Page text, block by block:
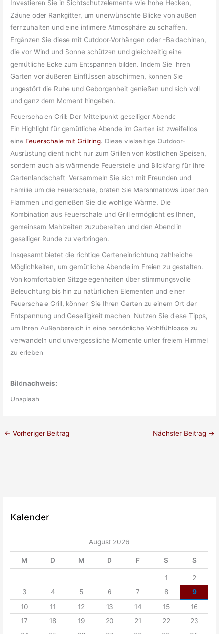
Investieren Sie in Sichtschutzelemente wie hohe Hecken,
Zäune oder Rankgitter, um unerwünschte Blicke von außen
fernzuhalten und eine intimere Atmosphäre zu schaffen.
Ergänzen Sie diese mit Outdoor-Vorhängen oder -Baldachinen,
die vor Wind und Sonne schützen und gleichzeitig eine
gemütliche Ecke zum Entspannen bilden. Indem Sie Ihren
Garten vor äußeren Einflüssen abschirmen, können Sie
ungestört die Ruhe und Geborgenheit genießen und sich voll
und ganz dem Moment hingeben.
Feuerschalen Grill: Der Mittelpunkt geselliger Abende
Ein Highlight für gemütliche Abende im Garten ist zweifellos
eine Feuerschale mit Grillring. Diese vielseitige Outdoor-
Ausrüstung dient nicht nur zum Grillen von köstlichen Speisen,
sondern auch als wärmende Feuerstelle und Blickfang für Ihre
Gartenlandschaft. Versammeln Sie sich mit Freunden und
Familie um die Feuerschale, braten Sie Marshmallows über den
Flammen und genießen Sie die wohlige Wärme. Die
Kombination aus Feuerschale und Grill ermöglicht es Ihnen,
gemeinsam Mahlzeiten zuzubereiten und den Abend in
geselliger Runde zu verbringen.
Insgesamt bietet die richtige Garteneinrichtung zahlreiche
Möglichkeiten, um gemütliche Abende im Freien zu gestalten.
Von komfortablen Sitzgelegenheiten über stimmungsvolle
Beleuchtung bis hin zu natürlichen Elementen und einer
Feuerschale Grill, können Sie Ihren Garten zu einem Ort der
Entspannung und Geselligkeit machen. Nutzen Sie diese Tipps,
um Ihren Außenbereich in eine persönliche Wohlfühloase zu
verwandeln und unvergessliche Momente unter freiem Himmel
zu erleben.
Bildnachweis:
Unsplash
← Vorheriger Beitrag Nächster Beitrag →
Kalender
August 2026
M D M D F S S
1
2
3
4 5 6 7 8
9
10
11 12 13 14 15
16
17
18 19 20 21 22
23